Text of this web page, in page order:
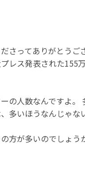
さってありがとうご
レス発表された155
の人数なんですよ。
多いほうなんじゃな
方が多いのでしょう